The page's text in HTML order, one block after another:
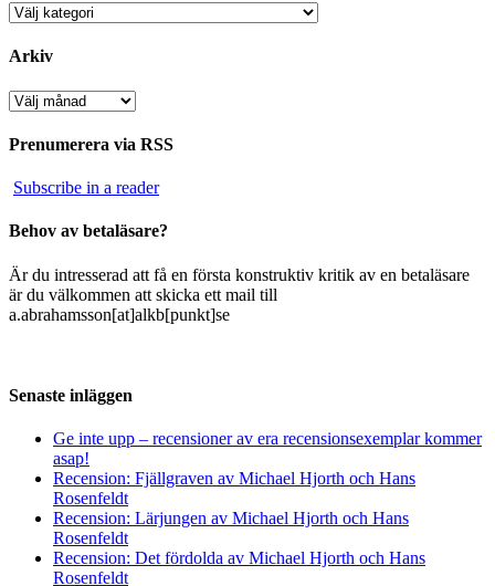
Kategorier
Arkiv
Arkiv
Prenumerera via RSS
Subscribe in a reader
Behov av betaläsare?
Är du intresserad att få en första konstruktiv kritik av en betaläsare
är du välkommen att skicka ett mail till
a.abrahamsson[at]alkb[punkt]se
Senaste inläggen
Ge inte upp – recensioner av era recensionsexemplar kommer
asap!
Recension: Fjällgraven av Michael Hjorth och Hans
Rosenfeldt
Recension: Lärjungen av Michael Hjorth och Hans
Rosenfeldt
Recension: Det fördolda av Michael Hjorth och Hans
Rosenfeldt